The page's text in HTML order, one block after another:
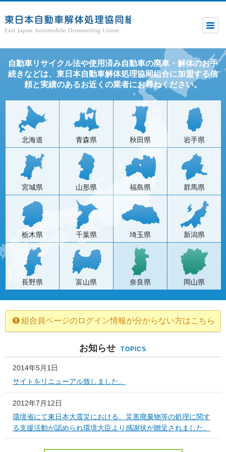
自動車リサイクル法や使用済み自動車の廃車・解体のお手
続きなどは、東日本自動車解体処理協同組合に加盟する信
頼と実績のあるお近くの業者にお尋ねください。
北海道 青森県 秋田県 岩手県
宮城県 山形県 福島県 群馬県
栃木県 千葉県 埼玉県 新潟県
長野県 富山県 奈良県 岡山県
組合員ページのログイン情報が分からない方はこちら
お知らせ TOPICS
2014年5月1日
サイトをリニューアル致しました。
2012年7月12日
環境省にて東日本大震災における、災害廃棄物等の処理に関す
る支援活動が認められ環境大臣より感謝状が贈呈されました。